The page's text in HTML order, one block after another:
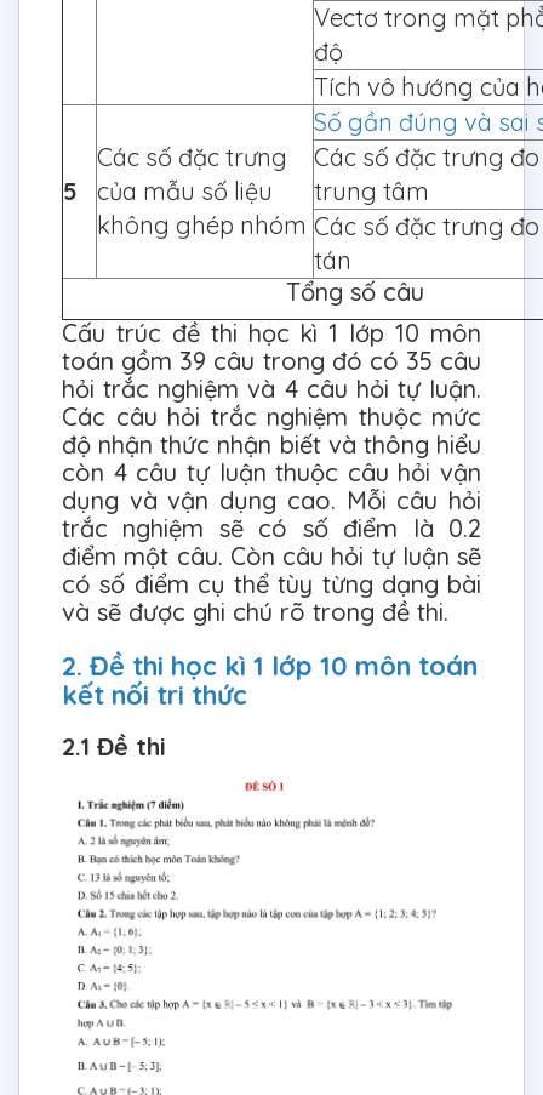
Vectơ trong mặt
độ
Tích vô hướng của
5
Các số đặc trưng
của mẫu số liệu
không ghép nhóm
Số gần đúng và sai
Các số đặc trưng
trung tâm
Các số đặc trưng
tán
Tổng số câu
Cấu trúc đề thi học kì 1 lớp 10 môn
toán gồm 39 câu trong đó có 35 câu
hỏi trắc nghiệm và 4 câu hỏi tự luận.
Các câu hỏi trắc nghiệm thuộc mức
độ nhận thức nhận biết và thông hiểu
còn 4 câu tự luận thuộc câu hỏi vận
dụng và vận dụng cao. Mỗi câu hỏi
trắc nghiệm sẽ có số điểm là 0.2
điểm một câu. Còn câu hỏi tự luận sẽ
có số điểm cụ thể tùy từng dạng bài
và sẽ được ghi chú rõ trong đề thi.
2. Đề thi học kì 1 lớp 10 môn toán
kết nối tri thức
2.1 Đề thi